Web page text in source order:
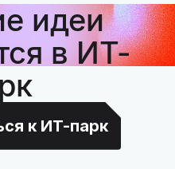
идеи
в ИТ-
к ИТ-парк